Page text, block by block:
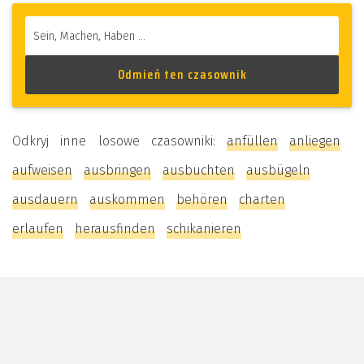
Odkryj inne losowe czasowniki: anfüllen
anliegen
aufweisen
ausbringen ausbuchten
ausbügeln
ausdauern
auskommen behören
charten
erlaufen
herausfinden schikanieren